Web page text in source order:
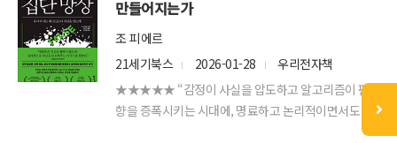
만들어지는가
조 피에르
21세기북스
2026-01-28
우리전자책
★★★★★ “감정이 사실을 압도하고 알고리즘이 편
향을 증폭시키는 시대에, 명료하고 논리적이면서도 인
간적이고 따뜻한 이 책은, 진실을 위한 싸움이 외부 세